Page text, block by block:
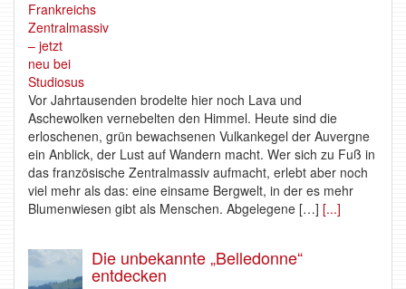
Vor Jahrtausenden brodelte hier noch Lava und
Aschewolken vernebelten den Himmel. Heute sind die
erloschenen, grün bewachsenen Vulkankegel der Auvergne
ein Anblick, der Lust auf Wandern macht. Wer sich zu Fuß in
das französische Zentralmassiv aufmacht, erlebt aber noch
viel mehr als das: eine einsame Bergwelt, in der es mehr
Blumenwiesen gibt als Menschen. Abgelegene […] [...]
Die unbekannte „Belledonne“
entdecken